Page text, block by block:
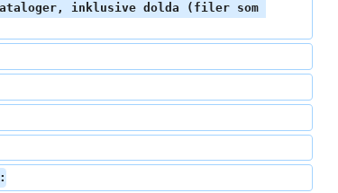
inklusive dolda (filer som